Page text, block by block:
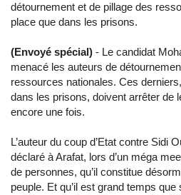
détournement et de pillage des
place que dans les prisons.
(Envoyé spécial) - Le candidat
menacé les auteurs de
ressources nationales. Ces
dans les prisons, doivent arrêter de
encore une fois.
L’auteur du coup d’Etat contre Sidi
déclaré à Arafat, lors d’un méga
de personnes, qu’il constitue
peuple. Et qu’il est grand temps